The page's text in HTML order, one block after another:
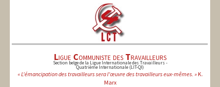
Ligue Communiste des Travailleurs
Section belge de la Ligue Internationale des Travailleurs -
Quatrième Internationale (LIT-QI)
« L'émancipation des travailleurs sera l'œuvre des travailleurs eux-mêmes. »K.
Marx